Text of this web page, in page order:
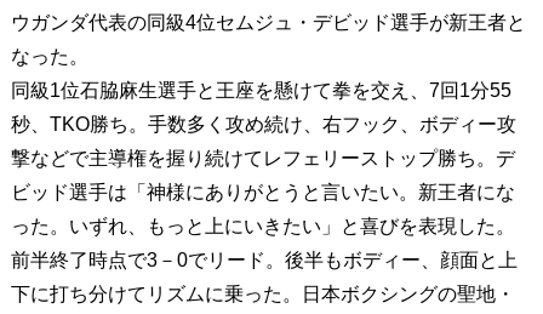
ウガンダ代表の同級4位セムジュ・デビッド選手が新王者と
なった。
同級1位石脇麻生選手と王座を懸けて拳を交え、7回1分55
秒、TKO勝ち。手数多く攻め続け、右フック、ボディー攻
撃などで主導権を握り続けてレフェリーストップ勝ち。デ
ビッド選手は「神様にありがとうと言いたい。新王者にな
った。いずれ、もっと上にいきたい」と喜びを表現した。
前半終了時点で3－0でリード。後半もボディー、顔面と上
下に打ち分けてリズムに乗った。日本ボクシングの聖地・